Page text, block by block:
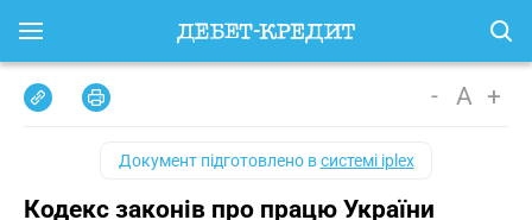
- A +
Документ підготовлено всистемі iplex
Кодекс законів про працю України